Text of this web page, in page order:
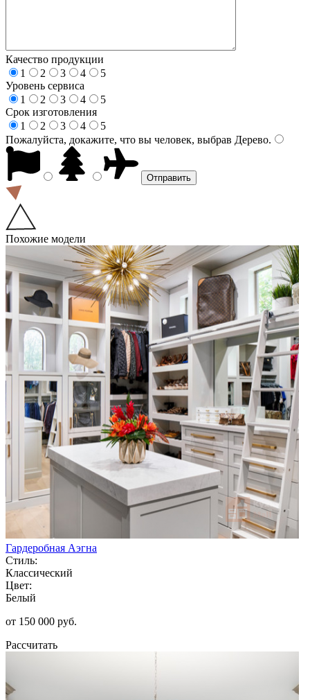
Качество продукции
1
2 3 4
5
Уровень сервиса
1
2 3 4
5
Срок изготовления
1
2 3 4
5
Пожалуйста, докажите, что вы человек, выбрав Дерево.
Похожие модели
Гардеробная Аэгна
Стиль:
Классический
Цвет:
Белый
от 150 000 руб.
Рассчитать